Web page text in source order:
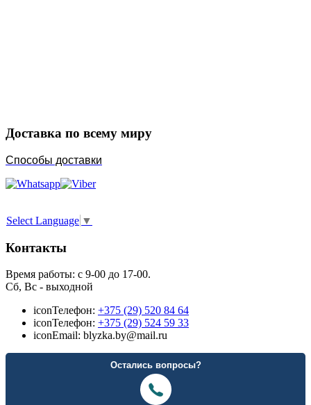
Доставка по всему миру
Способы доставки
Select Language ▼
Контакты
Время работы: с 9-00 до 17-00.
Сб, Вс - выходной
iconТелефон: +375 (29) 520 84 64
iconТелефон: +375 (29) 524 59 33
iconEmail: blyzka.by@mail.ru